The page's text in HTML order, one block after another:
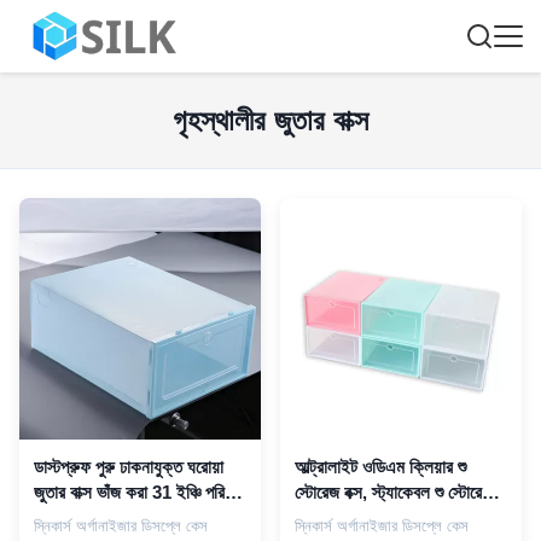
গৃহস্থালীর জুতার বাক্স
ডাস্টপ্রুফ পুরু ঢাকনাযুক্ত ঘরোয়া
জুতার বাক্স ভাঁজ করা 31 ইঞ্চি পরিবেশ
বান্ধব
স্নিকার্স অর্গানাইজার ডিসপ্লে কেস
আল্ট্রালাইট ওডিএম ক্লিয়ার শু
স্টোরেজ বক্স, স্ট্যাকেবল শু স্টোরেজ
কন্টেইনার
স্নিকার্স অর্গানাইজার ডিসপ্লে কেস